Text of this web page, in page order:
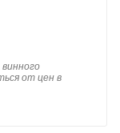
от цен в